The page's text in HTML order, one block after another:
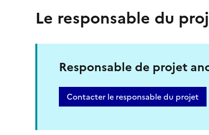
Le responsable du
Responsable de projet
Contacter le responsable du projet